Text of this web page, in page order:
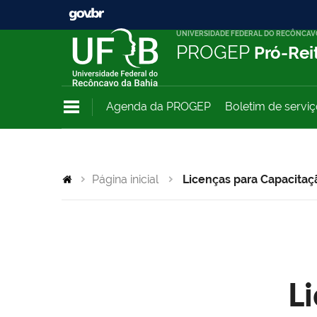
UNIVERSIDADE FEDERAL DO
PROGEP Pró-
Agenda da PROGEP Boletim de
Página inicial Licenças para